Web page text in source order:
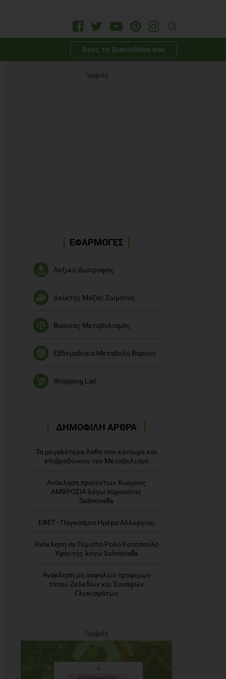
Βρες το Διαιτολόγο σου
Προβολή
ΔΗΜΟΦΙΛΗ ΑΡΘΡΑ
Τα μεγαλύτερα Λάθη που κάνουμε και
επιβραδύνουν τον Μεταβολισμό
Ανάκληση προϊόντων Χούμους
ΑΜΒΡΟΣΙΑ λόγω παρουσίας
Salmonella
ΕΦΕΤ - Παγκόσμια Ημέρα Αλλεργίας
Ανάκληση σε Γεμιστό Ρολό Κοτόπουλο
Υφαντής λόγω Salmonella
Ανάκληση μη ασφαλών τροφίμων
τύπου Ζελεδών και Συναφών
Γλυκισμάτων
ΕΦΑΡΜΟΓΕΣ
Λεξικό Διατροφής
Δείκτης Μάζας Σώματος
Βασικός Μεταβολισμός
Εβδομαδιαία Μεταβολή Βάρους
Shopping List
Προβολή